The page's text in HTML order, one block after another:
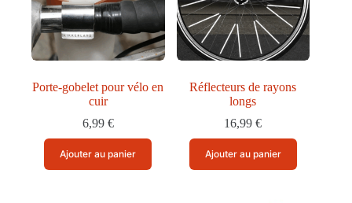
Porte-gobelet pour vélo en
cuir
6,99 €
Ajouter au panier
Réflecteurs de rayons
longs
16,99€
Ajouter au panier